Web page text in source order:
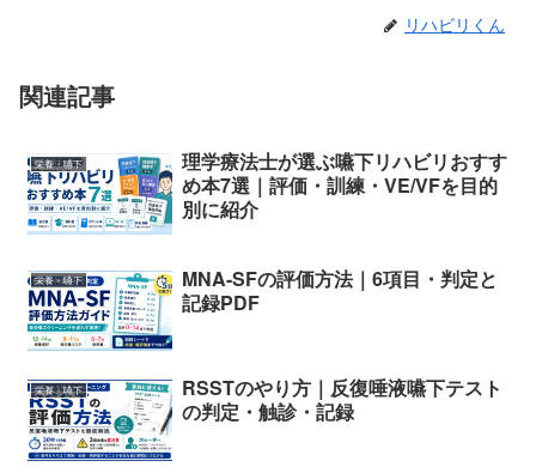
リハビリくん
関連記事
栄養・嚥下
理学療法士が選ぶ嚥下リハビリおすす
め本7選｜評価・訓練・VE/VFを目的
別に紹介
栄養・嚥下
MNA-SFの評価方法｜6項目・判定と
記録PDF
栄養・嚥下
RSSTのやり方｜反復唾液嚥下テスト
の判定・触診・記録